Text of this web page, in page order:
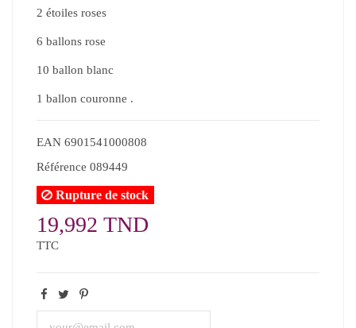
2 étoiles roses
6 ballons rose
10 ballon blanc
1 ballon couronne .
EAN 6901541000808
Référence 089449
Rupture de stock
19,992 TND
TTC